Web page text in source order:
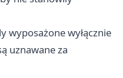
wyposażone wyłącznie
uznawane za